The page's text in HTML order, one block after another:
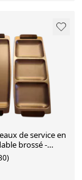
de service en
brossé -
1970/80